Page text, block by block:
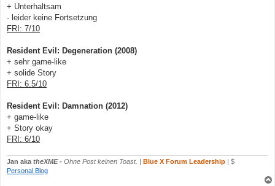
+ Unterhaltsam
- leider keine Fortsetzung
FRI: 7/10
Resident Evil: Degeneration (2008)
+ sehr game-like
+ solide Story
FRI: 6.5/10
Resident Evil: Damnation (2012)
+ game-like
+ Story okay
FRI: 6/10
Jan aka theXME- Ohne Post keinen Toast. Blue X Forum Leadership | $
Personal Blog